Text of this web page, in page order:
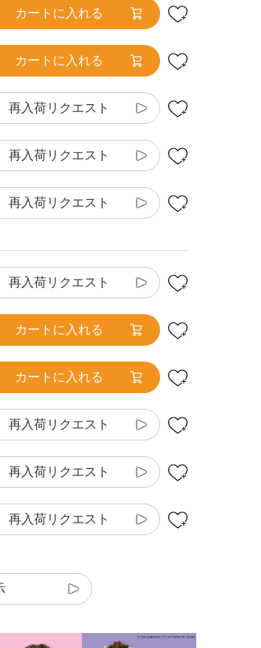
カートに入れる
カートに入れる
再入荷リクエスト
再入荷リクエスト
再入荷リクエスト
再入荷リクエスト
カートに入れる
カートに入れる
再入荷リクエスト
再入荷リクエスト
再入荷リクエスト